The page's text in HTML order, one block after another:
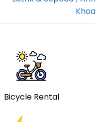
Khoa
Bicycle Rental